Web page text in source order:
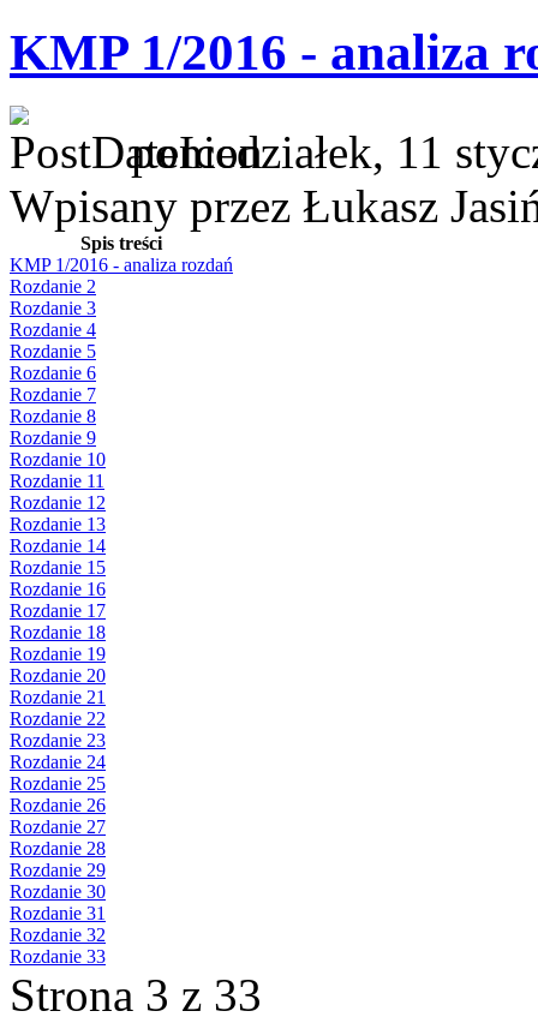
KMP 1/2016 - analiza
poniedziałek, 11
Wpisany przez Łukasz
Spis treści
KMP 1/2016 - analiza rozdań
Rozdanie 2
Rozdanie 3
Rozdanie 4
Rozdanie 5
Rozdanie 6
Rozdanie 7
Rozdanie 8
Rozdanie 9
Rozdanie 10
Rozdanie 11
Rozdanie 12
Rozdanie 13
Rozdanie 14
Rozdanie 15
Rozdanie 16
Rozdanie 17
Rozdanie 18
Rozdanie 19
Rozdanie 20
Rozdanie 21
Rozdanie 22
Rozdanie 23
Rozdanie 24
Rozdanie 25
Rozdanie 26
Rozdanie 27
Rozdanie 28
Rozdanie 29
Rozdanie 30
Rozdanie 31
Rozdanie 32
Rozdanie 33
Strona 3 z 33